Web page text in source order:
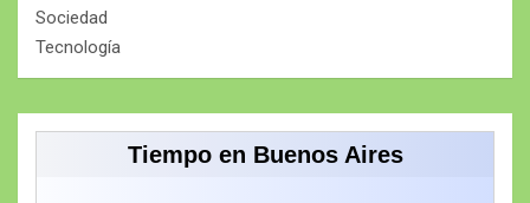
Sociedad
Tecnología
Tiempo en Buenos Aires